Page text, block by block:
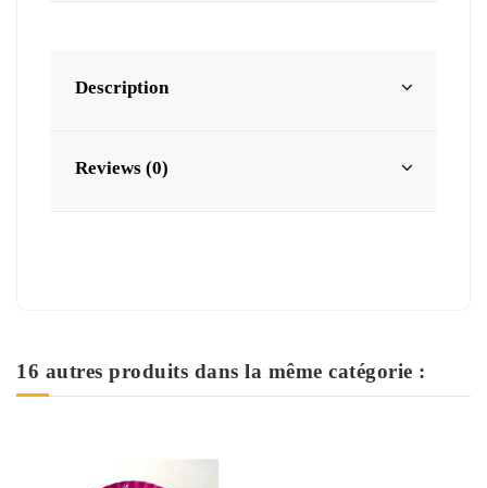
Description
Reviews (0)
16 autres produits dans la même catégorie :